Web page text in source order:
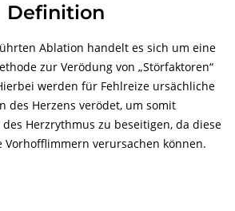
Definition
Ablation handelt es sich um eine
zur Verödung von „Störfaktoren“
werden für Fehlreize ursächliche
des Herzens verödet, um somit
Herzrythmus zu beseitigen, da diese
Vorhofflimmern verursachen können.